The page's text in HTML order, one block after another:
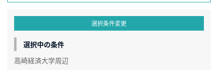
選択条件変更
選択中の条件
高崎経済大学周辺